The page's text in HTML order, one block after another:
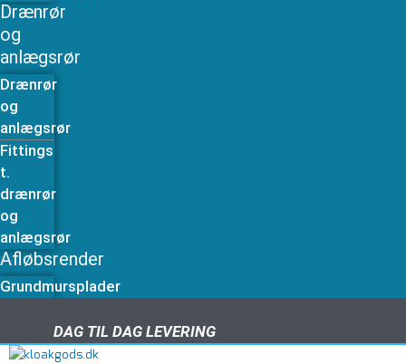
Drænrør
og
anlægsrør
Drænrør
og
anlægsrør
Fittings
t.
drænrør
og
anlægsrør
Afløbsrender
Grundmursplader
DAG TIL DAG LEVERING
DAG TIL DAG LEVERING